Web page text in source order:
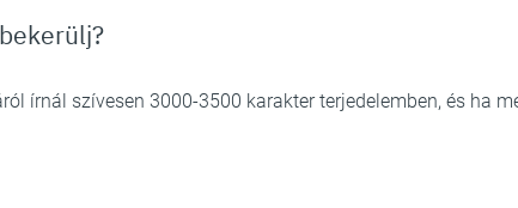
írnál szívesen 3000-3500 karakter terjedelemben, és ha